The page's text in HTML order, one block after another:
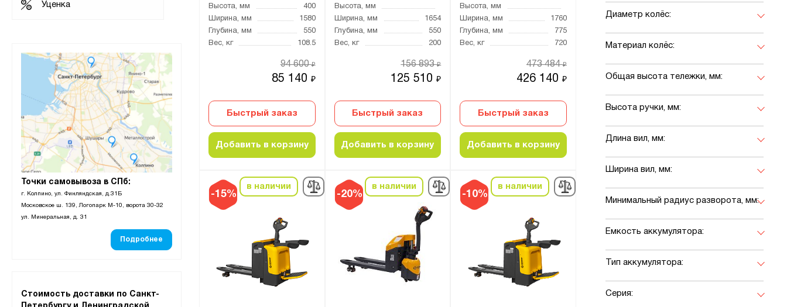
Уценка
Точки самовывоза в СПб:
г. Колпино, ул. Финляндская, д.31Б
Московское ш. 139, Логопарк М-10, ворота 30-32
ул. Минеральная, д. 31
Подробнее
Стоимость доставки по Санкт-
Высота, мм
400
Ширина, мм
1580
Глубина, мм
550
Вес, кг
108.5
85 140 ₽
94 600₽
Быстрый заказ
Добавить в корзину
Высота, мм
Ширина, мм
1654
Глубина, мм
550
Вес, кг
200
125 510₽
156 893₽
Быстрый заказ
Добавить в корзину
Высота, мм
Ширина, мм
1760
Глубина, мм
775
Вес, кг
720
426 140 ₽
473 484₽
Быстрый заказ
Добавить в корзину
-15%
в наличии
-20%
в наличии
-10%
в наличии
Диаметр колёс:
Материал колёс:
Общая высота тележки, мм:
Высота ручки, мм:
Длина вил, мм:
Ширина вил, мм:
Минимальный радиус разворота, мм:
Емкость аккумулятора:
Тип аккумулятора:
Серия: